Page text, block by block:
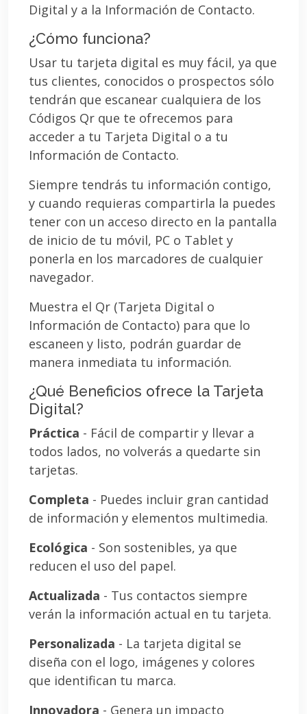
Digital y a la Información de Contacto.
¿Cómo funciona?
Usar tu tarjeta digital es muy fácil, ya que
tus clientes, conocidos o prospectos sólo
tendrán que escanear cualquiera de los
Códigos Qr que te ofrecemos para
acceder a tu Tarjeta Digital o a tu
Información de Contacto.
Siempre tendrás tu información contigo,
y cuando requieras compartirla la puedes
tener con un acceso directo en la pantalla
de inicio de tu móvil, PC o Tablet y
ponerla en los marcadores de cualquier
navegador.
Muestra el Qr (Tarjeta Digital o
Información de Contacto) para que lo
escaneen y listo, podrán guardar de
manera inmediata tu información.
¿Qué Beneficios ofrece la Tarjeta
Digital?
Práctica - Fácil de compartir y llevar a
todos lados, no volverás a quedarte sin
tarjetas.
Completa - Puedes incluir gran cantidad
de información y elementos multimedia.
Ecológica - Son sostenibles, ya que
reducen el uso del papel.
Actualizada - Tus contactos siempre
verán la información actual en tu tarjeta.
Personalizada - La tarjeta digital se
diseña con el logo, imágenes y colores
que identifican tu marca.
Innovadora - Genera un impacto